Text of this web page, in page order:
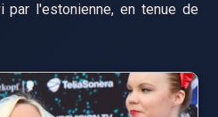
par l'estonienne, en tenue de